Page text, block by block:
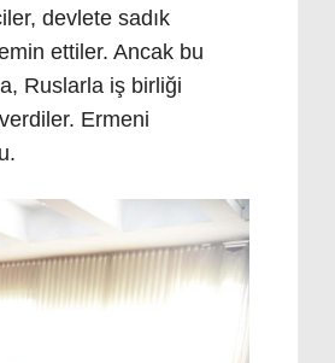
devlete sadık
ettiler. Ancak bu
Ruslarla iş birliği
verdiler. Ermeni